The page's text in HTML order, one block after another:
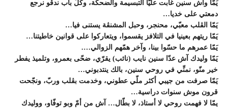
يَمّا وآش سنين غابت عليّا التبسيمة والضحكة، وكلّ باب ندڨّو نرجع
دمعتي على خديا…
يَمّا الڨلب معبّي، محنجر، وحبل المشنڨة يستنى فيا…
يَمّا ريتهم بعينيا في التلافز يقسموا، ويتعاركوا على قوانين خاطيتنا…
يَمّا عمرهم ما حسّوا بينا، وآخر همّهم الزوالي….
يَمّا وليدك آش عدّا سنين نايب (نائب) يقرّي، ضحّى بعمرو، وتلميذ يفطر
خير منّو، نمنِّي في روحي سنين، بالك ينتدبوني…
يَمّا صرفت من جيبي أكثر ملّي عطوني، وخدمت بڨلب وربّ، ونجّحت
قرون موش سنوات دراسية…
يمّا لا فهمت روحي لا أستاذ، لا بطّال… آش من أمّ وبو توفّاو، ووليدك